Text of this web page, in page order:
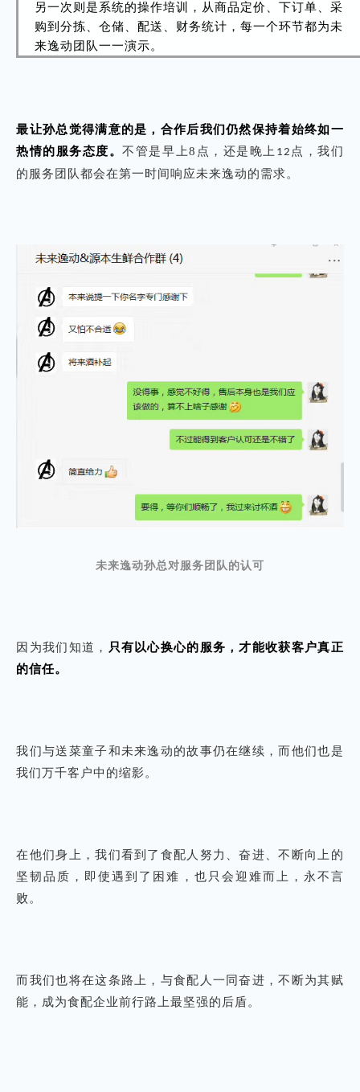
另一次则是系统的操作培训，从商品定价、下订单、采
购到分拣、仓储、配送、财务统计，每一个环节都为未
来逸动团队一一演示。
最让孙总觉得满意的是，合作后我们仍然保持着始终如一
热情的服务态度。不管是早上8点，还是晚上 12 点，我们
的服务团队都会在第一时间响应未来逸动的需求。
未来逸动孙总对服务团队的认可
因为我们知道，
只有以心换心的服务，才能收获客户真正
的信任。
我们与送菜童子和未来逸动的故事仍在继续，而他们也是
我们万千客户中的缩影。
在他们身上，我们看到了食配人努力、奋进、不断向上的
坚韧品质，即使遇到了困难，也只会迎难而上，永不言
败。
而我们也将在这条路上，与食配人一同奋进，不断为其赋
能，成为食配企业前行路上最坚强的后盾。